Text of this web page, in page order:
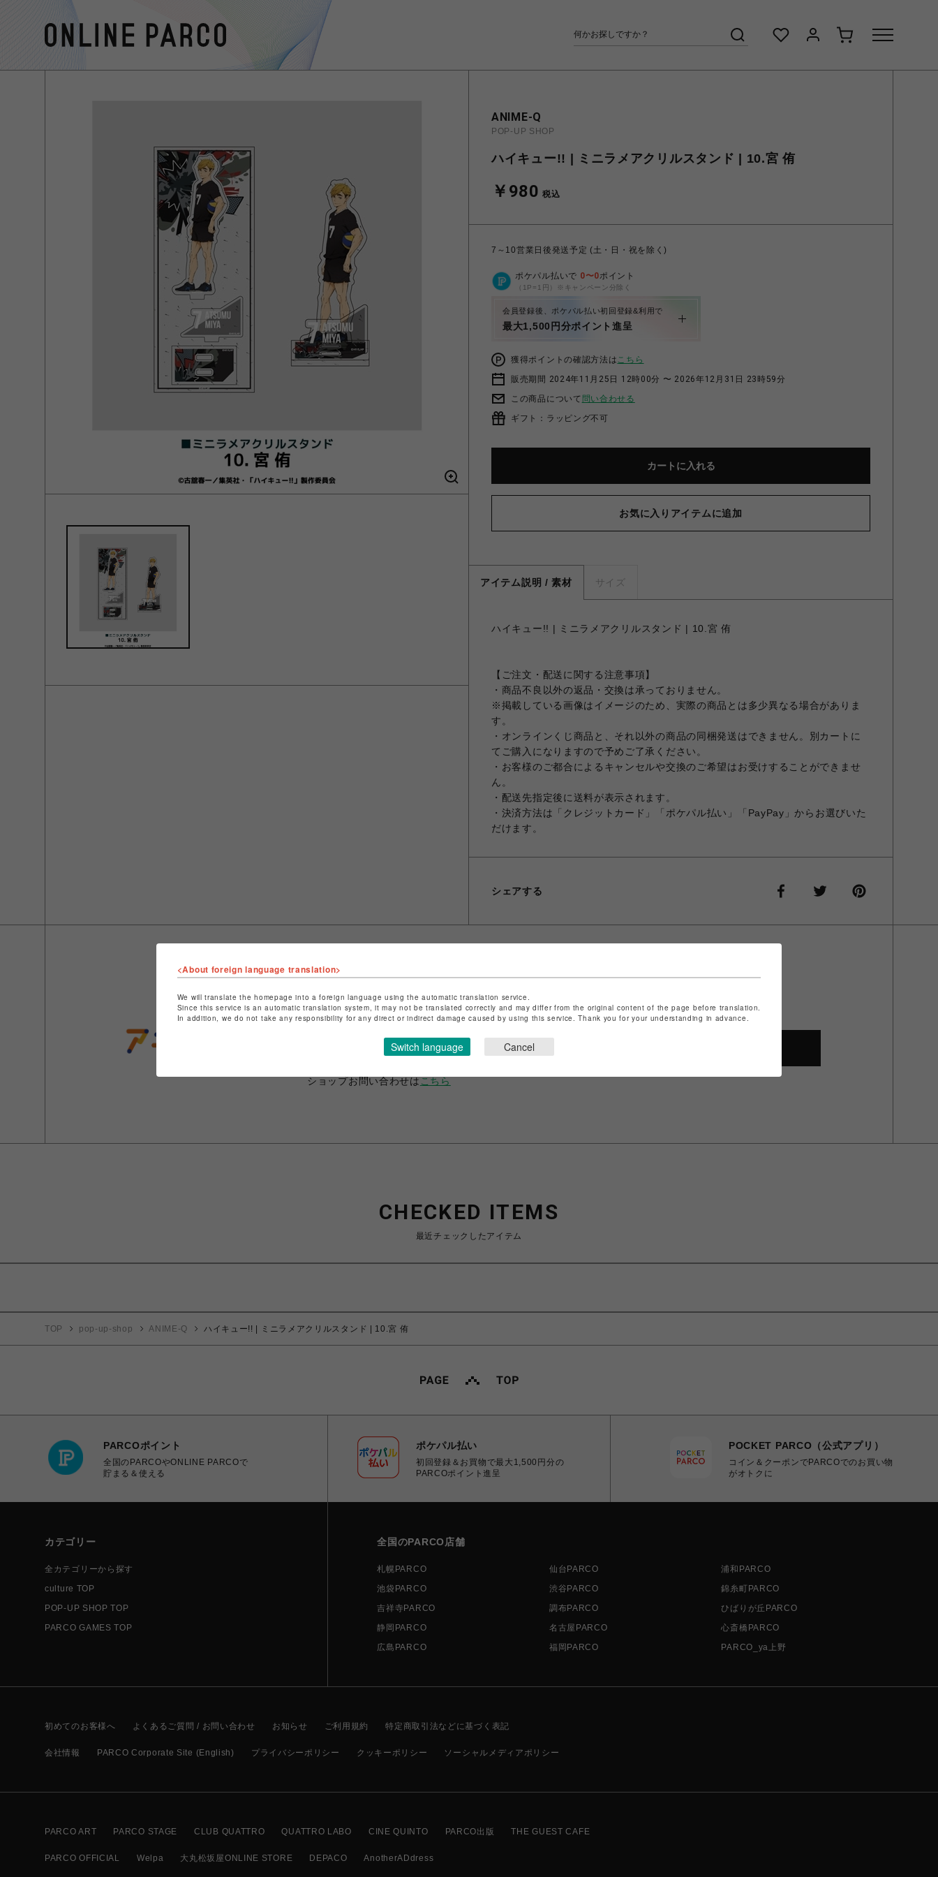
ANIME-Q
POP-UP SHOP
ハイキュー!! | ミニラメアクリルスタンド | 10.宮 侑
￥980 税込
7～10営業日後発送予定 (土・日・祝を除く)
ポケパル払いで 0〜0ポイント
（1P=1円）※キャンペーン分除く
会員登録後、ポケパル払い初回登録&利用で
最大1,500円分ポイント進呈
獲得ポイントの確認方法はこちら
販売期間 2024年11月25日 12時00分 〜 2026年12月31日 23時59分
この商品について 問い合わせる
ギフト：ラッピング不可
カートに入れる
お気に入りアイテムに追加
アイテム説明 / 素材 サイズ
ハイキュー!! | ミニラメアクリルスタンド | 10.宮 侑
【ご注文・配送に関する注意事項】
・商品不良以外の返品・交換は承っておりません。
※掲載している画像はイメージのため、実際の商品とは多少異なる場合がありま
す。
・オンラインくじ商品と、それ以外の商品の同梱発送はできません。別カートに
てご購入になりますので予めご了承ください。
・お客様のご都合によるキャンセルや交換のご希望はお受けすることができませ
ん。
・配送先指定後に送料が表示されます。
・決済方法は「クレジットカード」「ポケパル払い」「PayPay」からお選びいた
だけます。
シェアする
ショップ名
ANIME-Q
ショップお問い合わせは こちら
CHECKED ITEMS
最近チェックしたアイテム
TOP pop-up-shop ANIME-Q ハイキュー!! | ミニラメアクリルスタンド | 10.宮 侑
PARCOポイント
全国のPARCOやONLINE PARCOで
貯まる＆使える
ポケパル払い
初回登録＆お買物で最大1,500円分の
PARCOポイント進呈
POCKET PARCO（公式アプリ）
コイン＆クーポンでPARCOでのお買い物
がオトクに
カテゴリー
全カテゴリーから探す
culture TOP
POP-UP SHOP TOP
PARCO GAMES TOP
全国のPARCO店舗
札幌PARCO 仙台PARCO
浦和PARCO
池袋PARCO
渋谷PARCO
錦糸町PARCO
吉祥寺PARCO
調布PARCO
ひばりが丘PARCO
静岡PARCO
名古屋PARCO
心斎橋PARCO
広島PARCO
福岡PARCO PARCO_ya上野
初めてのお客様へ よくあるご質問 / お問い合わせ お知らせ ご利用規約 特定商取引法などに基づく表記
会社情報 PARCO Corporate Site (English) プライバシーポリシー クッキーポリシー ソーシャルメディアポリシー
PARCO ART PARCO STAGE CLUB QUATTRO QUATTRO LABO CINE QUINTO PARCO出版 THE GUEST CAFE
PARCO OFFICIAL Welpa 大丸松坂屋ONLINE STORE DEPACO AnotherADdress
<About foreign language translation>
We will translate the homepage into a foreign language using the automatic translation service.
Since this service is an automatic translation system, it may not be translated correctly and may differ from the original content of the page before translation.
In addition, we do not take any responsibility for any direct or indirect damage caused by using this service. Thank you for your understanding in advance.
Switch language Cancel